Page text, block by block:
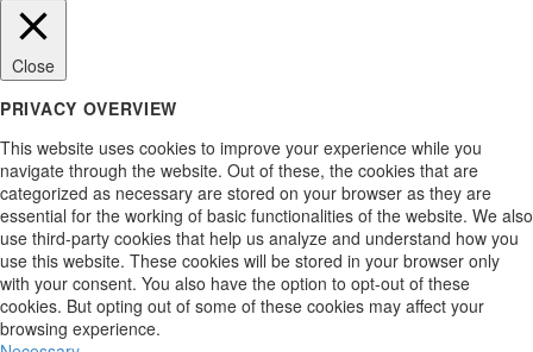
Close
PRIVACY OVERVIEW
This website uses cookies to improve your experience while you
navigate through the website. Out of these, the cookies that are
categorized as necessary are stored on your browser as they are
essential for the working of basic functionalities of the website. We also
use third-party cookies that help us analyze and understand how you
use this website. These cookies will be stored in your browser only
with your consent. You also have the option to opt-out of these
cookies. But opting out of some of these cookies may affect your
browsing experience.